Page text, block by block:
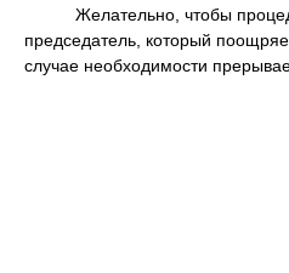
Желательно, чтобы
председатель, который
случае необходимости